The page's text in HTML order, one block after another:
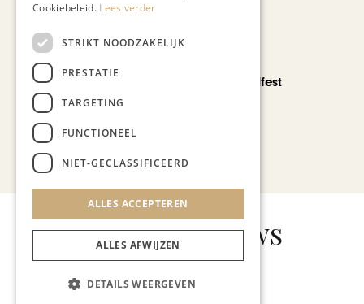
Noorbeek Foodfest
Bekijk alle artikelen
Gerelateerd nieuws
Cookiebeleid. Lees verder
STRIKT NOODZAKELIJK
PRESTATIE
TARGETING
FUNCTIONEEL
NIET-GECLASSIFICEERD
ALLES ACCEPTEREN
ALLES AFWIJZEN
DETAILS WEERGEVEN